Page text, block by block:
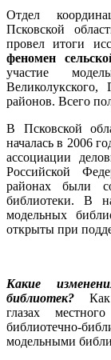
Отдел
Псковской
провел итоги
феномен
участие
Великолукского,
районов. Всего
В Псковской
началась в 2006
ассоциации
Российской
районах были
библиотеки. В
модельных
открыты при
Какие
библиотек?
глазах
библиотечно-
модельными